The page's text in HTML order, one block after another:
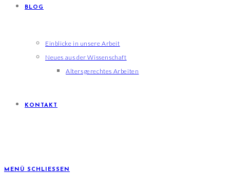
BLOG
Einblicke in unsere Arbeit
Neues aus der Wissenschaft
Altersgerechtes Arbeiten
KONTAKT
MENÜ SCHLIESSEN